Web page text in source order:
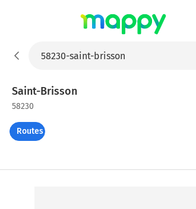
Saint-Brisson
58230
Routes